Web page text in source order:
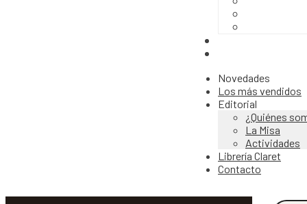
Novedades
Los más vendidos
Editorial
¿Quiénes
La Misa
Actividades
Librería Claret
Contacto